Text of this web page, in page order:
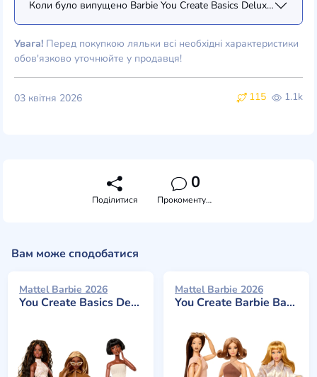
Коли було випущено Barbie You Create Basics Deluxe Kit #4
Увага! Перед покупкою ляльки всі необхідні характеристики
обов'язково уточнюйте у продавця!
115 1.1k
03 квітня 2026
Поділитися
0
Прокоментувати
Вам може сподобатися
Mattel Barbie 2026
You Create Basics Deluxe Kit #4
Mattel Barbie 2026
You Create Barbie Basics Deluxe Kit #5